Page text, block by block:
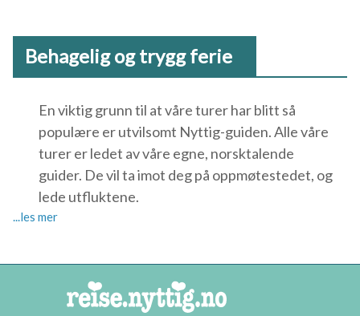
Behagelig og trygg ferie
En viktig grunn til at våre turer har blitt så
populære er utvilsomt Nyttig-guiden. Alle våre
turer er ledet av våre egne, norsktalende
guider. De vil ta imot deg på oppmøtestedet, og
lede utfluktene.